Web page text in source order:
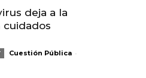
deja a la
cuidados
Cuestión Pública -